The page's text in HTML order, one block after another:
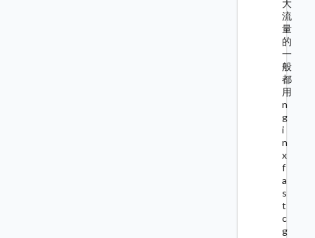
大
流
量
的
一
般
都
用
n
g
i
n
x
f
a
s
t
c
g